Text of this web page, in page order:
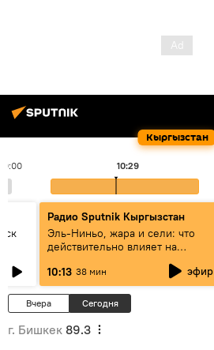
Кыргызстан
10:00 10:29
Радио Sputnik Кыргызстан
Эль-Ниньо, жара и сели: что
действительно влияет на
10:13 38 мин эфир
Вчера Сегодня
г. Бишкек 89.3